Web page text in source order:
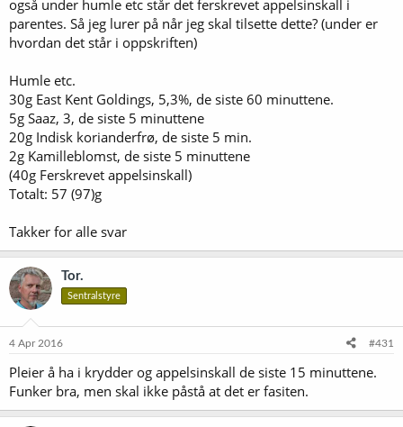
også under humle etc står det ferskrevet appelsinskall i
parentes. Så jeg lurer på når jeg skal tilsette dette? (under er
hvordan det står i oppskriften)
Humle etc.
30g East Kent Goldings, 5,3%, de siste 60 minuttene.
5g Saaz, 3, de siste 5 minuttene
20g Indisk korianderfrø, de siste 5 min.
2g Kamilleblomst, de siste 5 minuttene
(40g Ferskrevet appelsinskall)
Totalt: 57 (97)g
Takker for alle svar
Tor.
Sentralstyre
4 Apr 2016 #431
Pleier å ha i krydder og appelsinskall de siste 15 minuttene.
Funker bra, men skal ikke påstå at det er fasiten.